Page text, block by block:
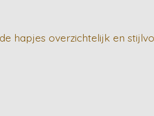
hapjes overzichtelijk en